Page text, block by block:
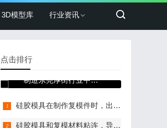
3D模型库 行业资讯
点击排行
三维激光扫描仪在机械
制造东莞厚街行业中的
运用
硅胶模具在制作复模件时，出现烧模现象的原因及解决方案？
硅胶模具和复模材料粘连，导致无法顺利脱模的原因及解决方法？